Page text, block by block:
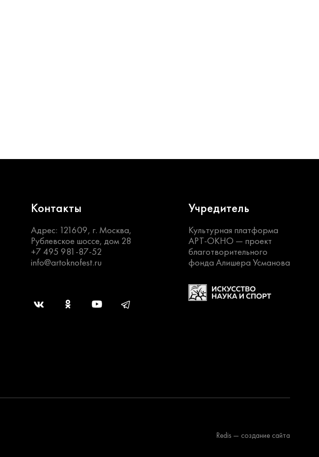
Контакты
Адрес: 121609, г. Москва,
Рублевское шоссе, дом 28
+7 495 981-87-52
info@artoknofest.ru
Учредитель
Культурная платформа
АРТ-ОКНО — проект
благотворительного
фонда Алишера Усманова
Redis — создание сайта